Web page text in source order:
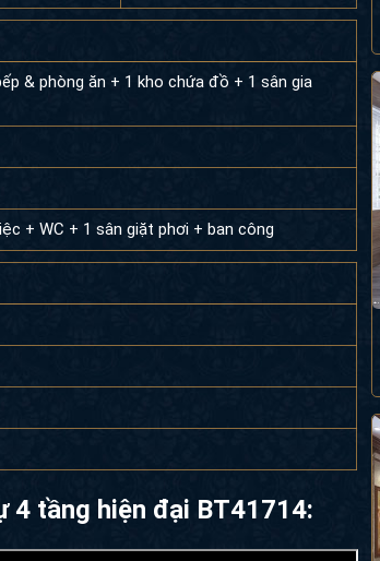
& phòng ăn + 1 kho chứa đồ + 1 sân gia
+ WC + 1 sân giặt phơi + ban công
4 tầng hiện đại BT41714: